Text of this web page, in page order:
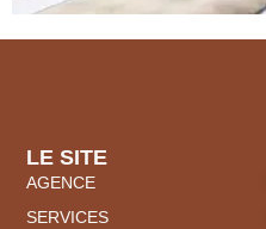
LE SITE
AGENCE
SERVICES